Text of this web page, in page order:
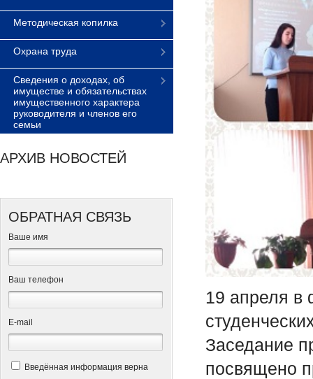
Методическая копилка
Охрана труда
Сведения о доходах, об
имуществе и обязательствах
имущественного характера
руководителя и членов его
семьи
АРХИВ НОВОСТЕЙ
ОБРАТНАЯ СВЯЗЬ
Ваше имя
Ваш телефон
Е-mail
Введённая информация верна
19 апреля в
Заседание
посвящено